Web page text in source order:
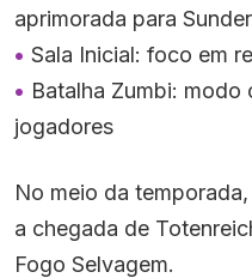
aprimorada para
Sala Inicial: foco em
Batalha Zumbi:
jogadores
No meio da
a chegada de
Fogo Selvagem.